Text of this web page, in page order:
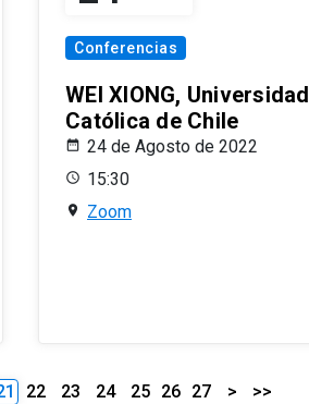
Conferencias
WEI XIONG, Universidad
Católica de Chile
24 de Agosto de 2022
15:30
Zoom
22 23 24 25 26 27 > >>